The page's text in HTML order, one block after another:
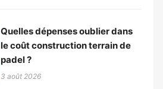
Quelles dépenses oublier dans
le coût construction terrain de
padel ?
3 août 2026